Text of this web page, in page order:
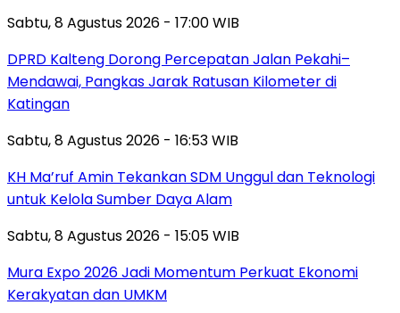
Sabtu, 8 Agustus 2026 - 17:00 WIB
DPRD Kalteng Dorong Percepatan Jalan Pekahi–
Mendawai, Pangkas Jarak Ratusan Kilometer di
Katingan
Sabtu, 8 Agustus 2026 - 16:53 WIB
KH Ma’ruf Amin Tekankan SDM Unggul dan Teknologi
untuk Kelola Sumber Daya Alam
Sabtu, 8 Agustus 2026 - 15:05 WIB
Mura Expo 2026 Jadi Momentum Perkuat Ekonomi
Kerakyatan dan UMKM